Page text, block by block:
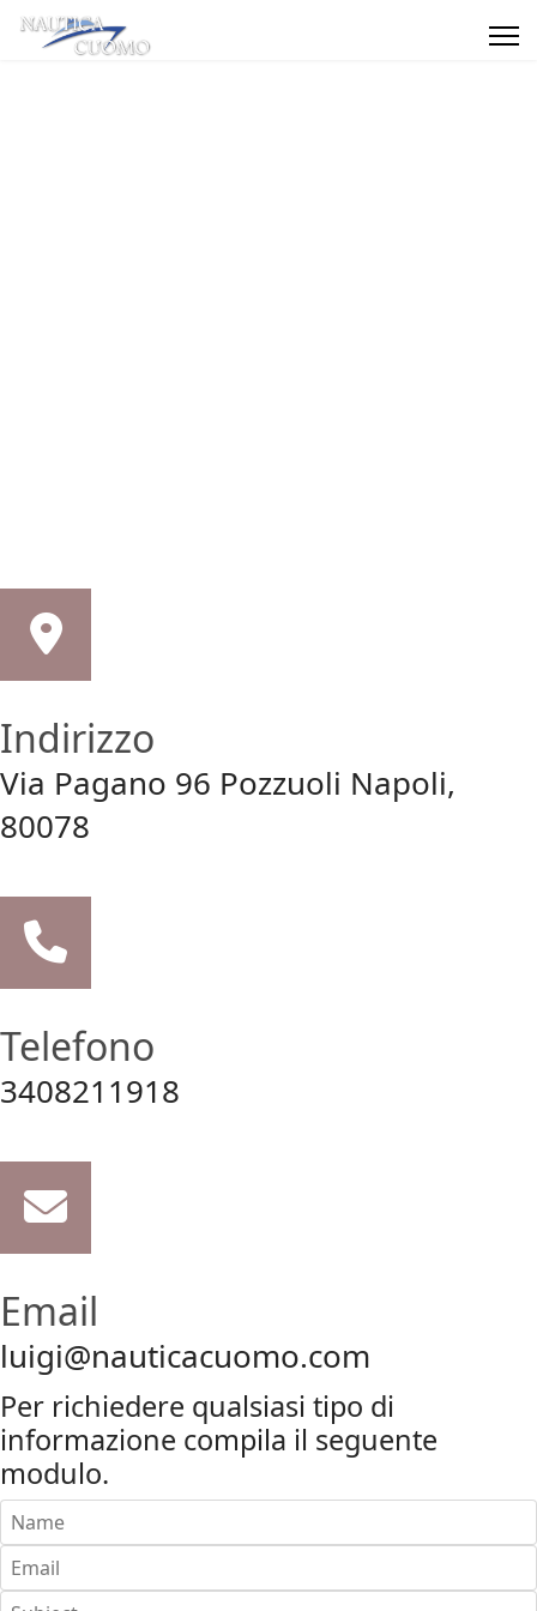
Indirizzo
Via Pagano 96 Pozzuoli Napoli,
80078
Telefono
3408211918
Email
luigi@nauticacuomo.com
Per richiedere qualsiasi tipo di
informazione compila il seguente
modulo.